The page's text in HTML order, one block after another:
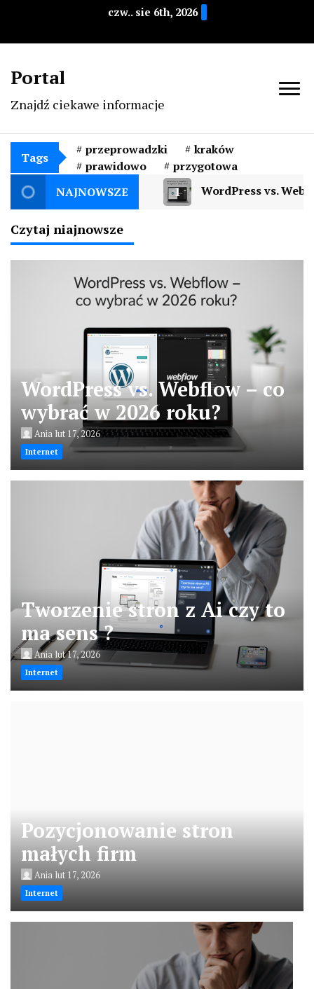
czw.. sie 6th, 2026
Portal
Znajdź ciekawe informacje
Tags
przeprowadzki
kraków
prawidowo
przygotowa
NAJNOWSZE
1 WordPress vs.
Czytaj niajnowsze
WordPress vs. Webflow – co
wybrać w 2026 roku?
Ania lut 17, 2026
Internet
Tworzenie stron z Ai czy to
ma sens ?
Anialut 17, 2026
Internet
Pozycjonowanie stron
małych firm
Ania lut 17, 2026
Internet